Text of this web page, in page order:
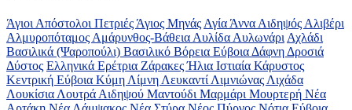
Άγιοι Απόστολοι Πετριές Άγιος Μηνάς Αγία Άννα Αιδηψός Αλιβέρι
Αλμυροπόταμος Αμάρυνθος-Βάθεια Αυλίδα Αυλωνάρι Αχλάδι
Βασιλικά (Ψαροπούλι) Βασιλικό Βόρεια Εύβοια Δάφνη Δροσιά
Δύστος Ελληνικά Ερέτρια ΖάρακεςΉλια Ιστιαία Κάρυστος
Κεντρική Εύβοια Κύμη Λίμνη Λευκαντί Λιμνιώνας Λιχάδα
Λουκίσια Λουτρά Αιδηψού Μαντούδι Μαρμάρι Μουρτερή Νέα